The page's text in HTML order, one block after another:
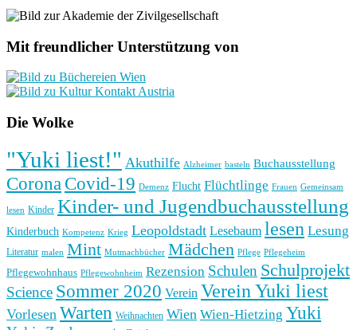
Mit freundlicher Unterstützung von
Die Wolke
"Yuki liest!" Akuthilfe Alzheimer basteln Buchausstellung
Corona Covid-19 Demenz Flucht Flüchtlinge Frauen Gemeinsam
lesen Kinder Kinder- und Jugendbuchausstellung
Kinderbuch Kompetenz Krieg Leopoldstadt Lesebaum lesen Lesung
Literatur malen Mint Mutmachbücher Mädchen Pflege Pflegeheim
Pflegewohnhaus Pflegewohnheim Rezension Schulen Schulprojekt
Science Sommer 2020 Verein Verein Yuki liest
Vorlesen Warten Weihnachten Wien Wien-Hietzing Yuki